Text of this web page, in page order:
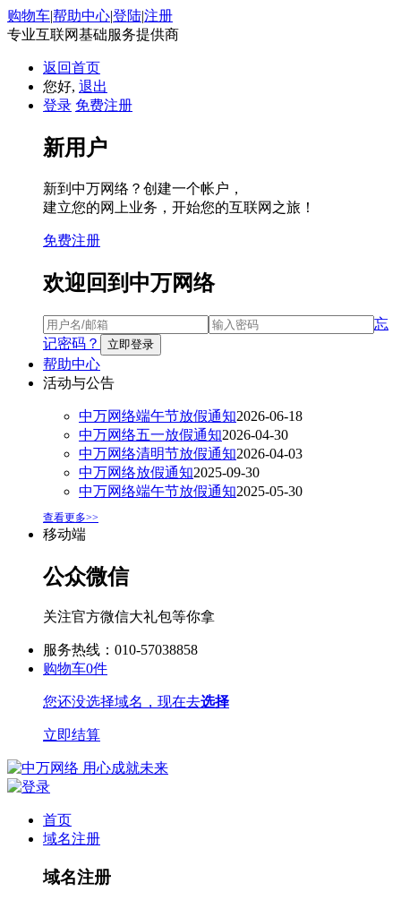
购物车|帮助中心|登陆|注册
专业互联网基础服务提供商
返回首页
您好, 退出
登录 免费注册
新用户
新到中万网络？创建一个帐户，
建立您的网上业务，开始您的互联网之旅！
免费注册
欢迎回到中万网络
忘
记密码？
帮助中心
活动与公告
中万网络端午节放假通知2026-06-18
中万网络五一放假通知2026-04-30
中万网络清明节放假通知2026-04-03
中万网络放假通知2025-09-30
中万网络端午节放假通知2025-05-30
查看更多>>
移动端
公众微信
关注官方微信大礼包等你拿
服务热线：010-57038858
购物车0件
您还没选择域名，现在去选择
立即结算
首页
域名注册
域名注册